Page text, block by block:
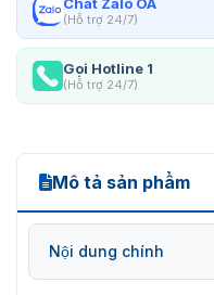
(Hỗ trợ 24/7)
Gọi Hotline 1
(Hỗ trợ 24/7)
Mô tả sản phẩm
Nội dung chính